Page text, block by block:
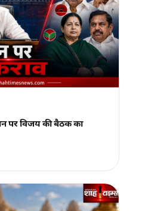
पर विजय की बैठक का